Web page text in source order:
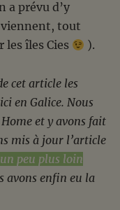
a prévu d’y
viennent, tout
îles Cies
).
cet article les
en Galice. Nous
et y avons fait
mis à jour l’article
un peu plus loin
avons enfin eu la